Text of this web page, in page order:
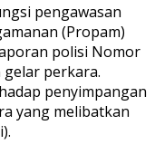
pengawasan
(Propam)
polisi Nomor
perkara.
penyimpangan
yang melibatkan